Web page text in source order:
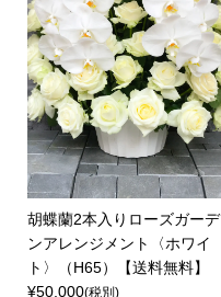
胡蝶蘭2本入りローズガーデ
ンアレンジメント〈ホワイ
ト〉（H65）【送料無料】
¥50,000(税別)